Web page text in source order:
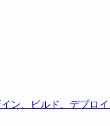
ン、ビルド、デプロイ